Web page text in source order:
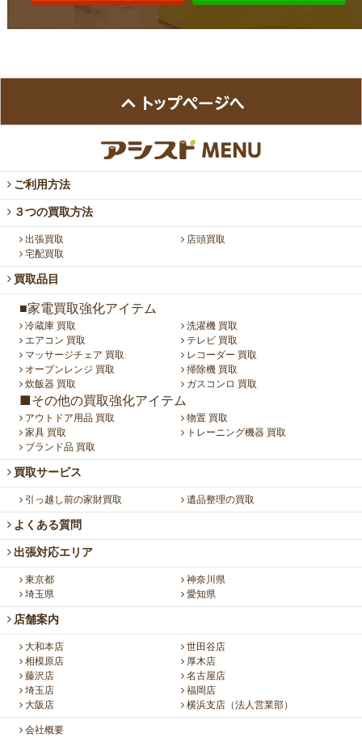
ご利用方法
３つの買取方法
出張買取
店頭買取
宅配買取
買取品目
■家電買取強化アイテム
冷蔵庫 買取
洗濯機 買取
エアコン 買取
テレビ 買取
マッサージチェア 買取
レコーダー 買取
オーブンレンジ 買取
掃除機 買取
炊飯器 買取
ガスコンロ 買取
■その他の買取強化アイテム
アウトドア用品 買取
物置 買取
家具 買取
トレーニング機器 買取
ブランド品 買取
買取サービス
引っ越し前の家財買取 遺品整理の買取
よくある質問
出張対応エリア
東京都
神奈川県
埼玉県
愛知県
店舗案内
大和本店
世田谷店
相模原店
厚木店
藤沢店
名古屋店
埼玉店
福岡店
大阪店
横浜支店（法人営業部）
会社概要